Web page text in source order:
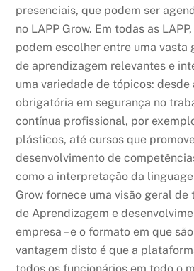
presenciais, que podem ser
no LAPP Grow. Em todas as
podem escolher entre uma vasta
de aprendizagem relevantes e
uma variedade de tópicos: desde
obrigatória em segurança no
contínua profissional, por
plásticos, até cursos que
desenvolvimento de
como a interpretação da
Grow fornece uma visão geral de
de Aprendizagem e
empresa – e o formato em que
vantagem disto é que a